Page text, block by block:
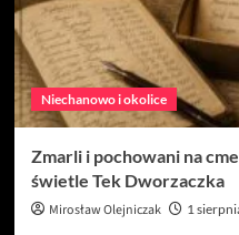
Niechanowo i okolice
Zmarli i pochowani na
świetle Tek Dworzaczka
Mirosław Olejniczak 1